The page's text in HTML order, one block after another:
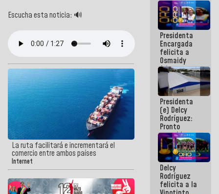
Escucha esta noticia: 🔊
La ruta facilitará e incrementará el
comercio entre ambos países
Internet
Presidenta
Encargada
felicita a
Osmaidy
Arias y
Giraly
Marcano por
hacer
historia en
los
Centroamericanos
Presidenta
(e) Delcy
Rodríguez:
Pronto
restableceremos
las
operaciones
en el
Aeropuerto
Internacional
de
Delcy
Rodríguez
felicita a la